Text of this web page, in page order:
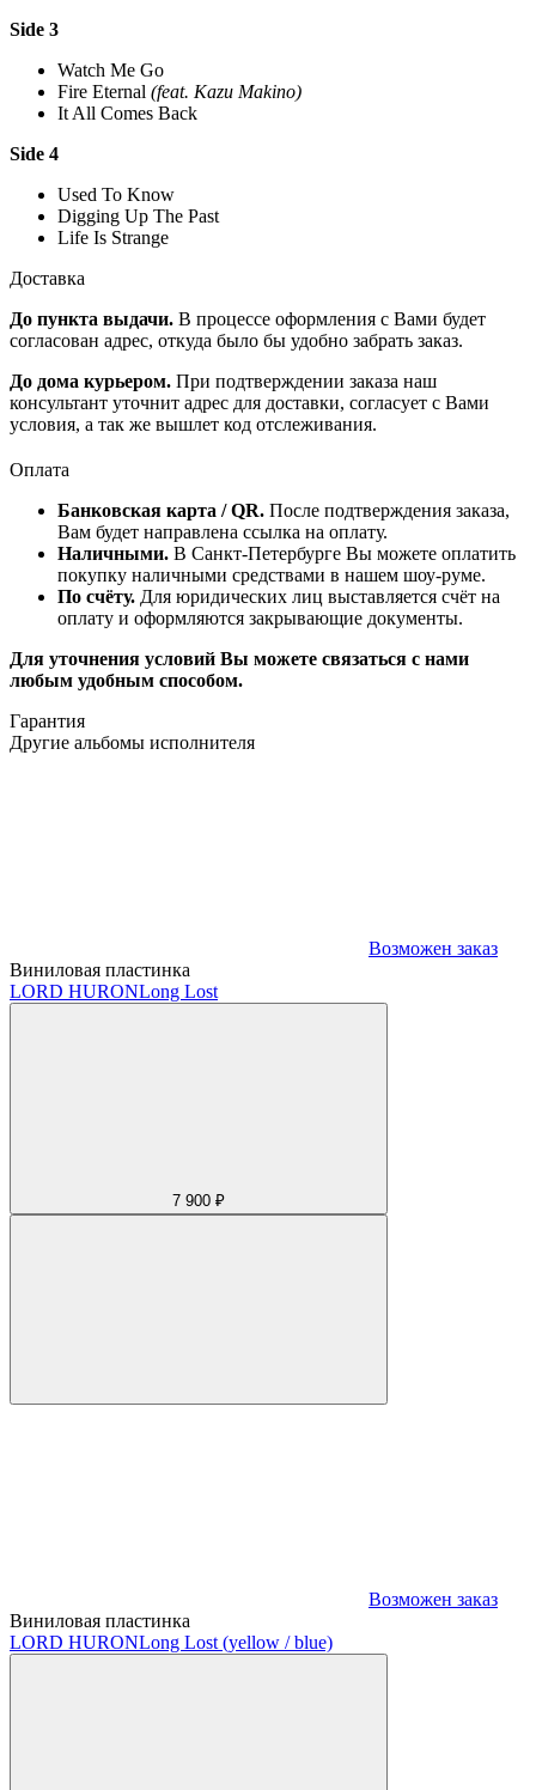
Side 3
Watch Me Go
Fire Eternal (feat. Kazu Makino)
It All Comes Back
Side 4
Used To Know
Digging Up The Past
Life Is Strange
Доставка
До пункта выдачи. В процессе оформления с Вами будет
согласован адрес, откуда было бы удобно забрать заказ.
До дома курьером. При подтверждении заказа наш
консультант уточнит адрес для доставки, согласует с Вами
условия, а так же вышлет код отслеживания.
Оплата
Банковская карта / QR. После подтверждения заказа,
Вам будет направлена ссылка на оплату.
Наличными. В Санкт-Петербурге Вы можете оплатить
покупку наличными средствами в нашем шоу-руме.
По счёту. Для юридических лиц выставляется счёт на
оплату и оформляются закрывающие документы.
Для уточнения условий Вы можете связаться с нами
любым удобным способом.
Гарантия
Другие альбомы исполнителя
Возможен заказ
Виниловая пластинка
LORD HURONLong Lost
7 900 ₽
Возможен заказ
Виниловая пластинка
LORD HURONLong Lost (yellow / blue)